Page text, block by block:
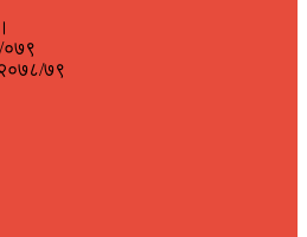
०७९
२०७८/७९